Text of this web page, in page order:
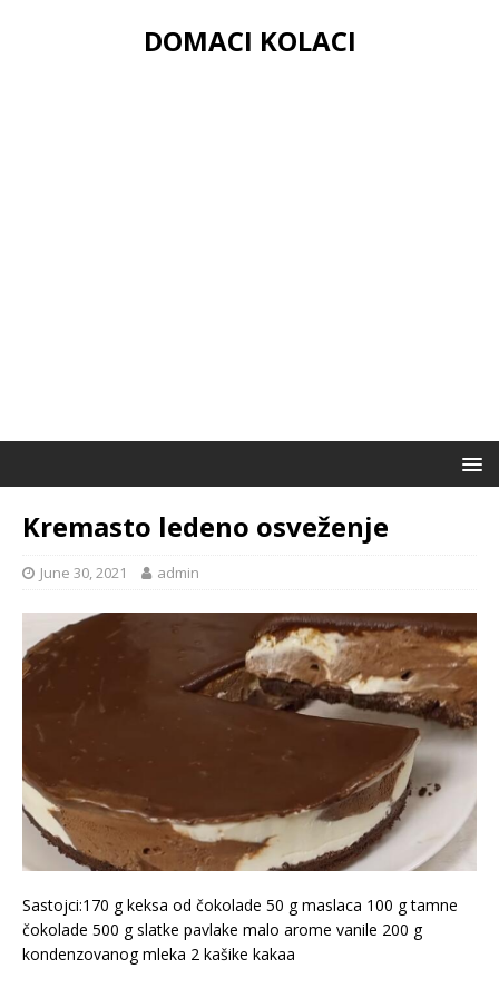
DOMACI KOLACI
Kremasto ledeno osveženje
June 30, 2021 admin
Sastojci:170 g keksa od čokolade 50 g maslaca 100 g tamne
čokolade 500 g slatke pavlake malo arome vanile 200 g
kondenzovanog mleka 2 kašike kakaa